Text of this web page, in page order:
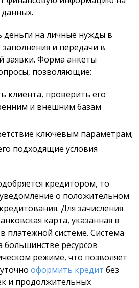
деньги на личные нужды в
и передачи в
заявки. Форма анкеты
позволяющие:
клиента, проверить его
и внешним базам
ключевым параметрам;
подходящие условия
кредитором, то
о положительном
Для зачисления
карта, указанная в
платежной системе. Система
ресурсов
режиме, что позволяет
оформить кредит без
и продолжительных